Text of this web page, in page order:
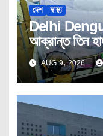
দেশ স্বাস্থ্য
Delhi
আক্রান্ত তিন
তৎপরতা।
AUG 9, 2026